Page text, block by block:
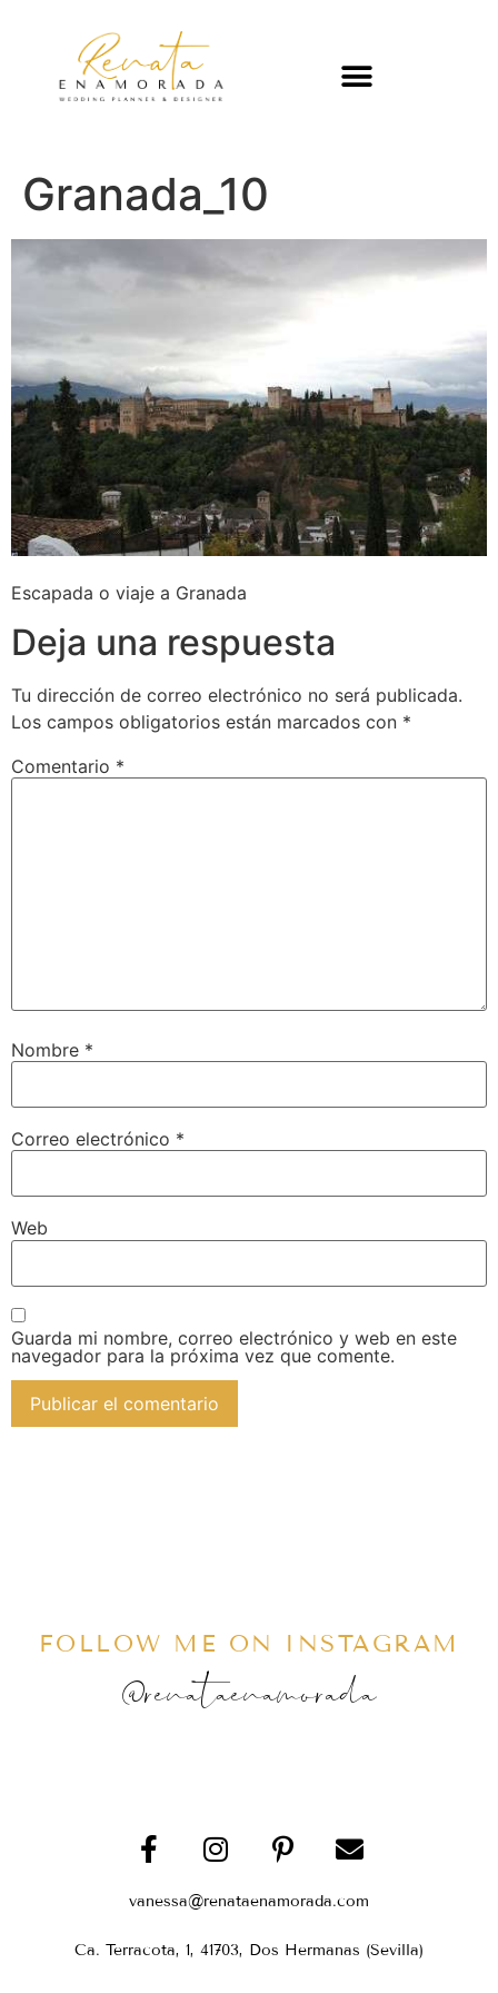
Granada_10
Escapada o viaje a Granada
Deja una respuesta
Tu dirección de correo electrónico no será publicada.
Los campos obligatorios están marcados con *
Comentario *
Nombre *
Correo electrónico *
Web
Guarda mi nombre, correo electrónico y web en este
navegador para la próxima vez que comente.
FOLLOW ME ON INSTAGRAM
@renataenamorada
vanessa@renataenamorada.com
Ca. Terracota, 1, 41703, Dos Hermanas (Sevilla)